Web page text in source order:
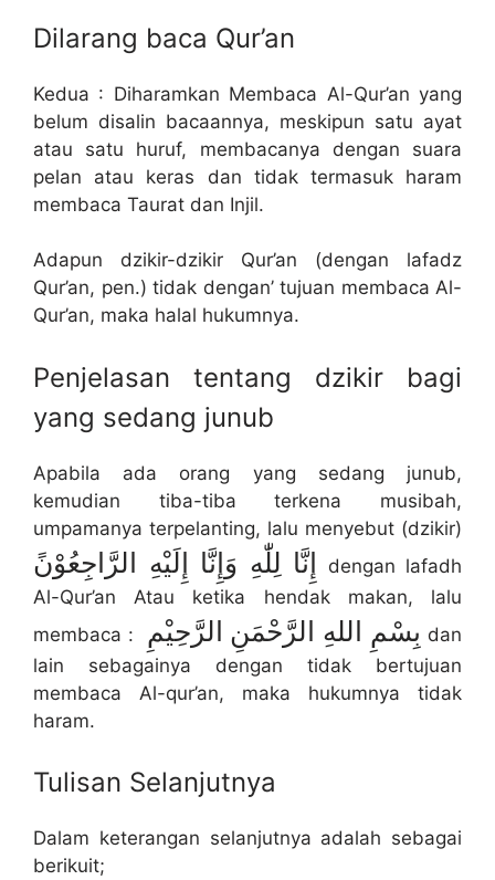
Dilarang baca Qur’an
Kedua : Diharamkan Membaca Al-Qur’an yang
belum disalin bacaannya, meskipun satu ayat
atau satu huruf, membacanya dengan suara
pelan atau keras dan tidak termasuk haram
membaca Taurat dan Injil.
Adapun dzikir-dzikir Qur’an (dengan lafadz
Qur’an, pen.) tidak dengan’ tujuan membaca Al-
Qur’an, maka halal hukumnya.
Penjelasan tentang dzikir bagi
yang sedang junub
Apabila ada orang yang sedang junub,
kemudian tiba-tiba terkena musibah,
umpamanya terpelanting, lalu menyebut (dzikir)
إِنَّا لِلّٰهِ وَإِنَّا إِلَيْهِ الرَّاجِعُوْنً
dengan lafadh
Al-Qur’an Atau ketika hendak makan, lalu
membaca :
بِسْمِ اللهِ الرَّحْمَنِ الرَّحِيْمِ dan
lain sebagainya dengan tidak bertujuan
membaca Al-qur’an, maka hukumnya tidak
haram.
Tulisan Selanjutnya
Dalam keterangan selanjutnya adalah sebagai
berikuit;